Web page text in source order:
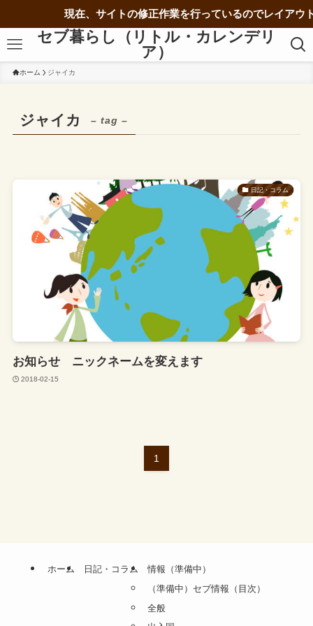
現在、サイトの修正作業を行っているのでレイアウ
セブ暮らし（リトル・カレンデリ
ア）
ホーム ジャイカ
ジャイカ – tag –
日記・コラム
お知らせ ニックネームを変えます
2018-02-15
1
ホーム 日記・コラム
情報（準備中）
（準備中）セブ情報（目次）
全般